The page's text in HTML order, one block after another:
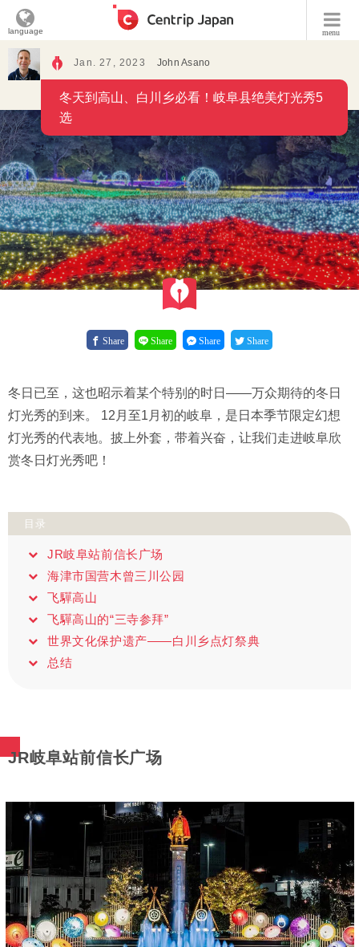
menu
language
Jan. 27, 2023 John Asano
冬天到高山、白川乡必看！岐阜县绝美灯光秀5
选
Share Share Share Share
冬日已至，这也昭示着某个特别的时日——万众期待的冬日
灯光秀的到来。 12月至1月初的岐阜，是日本季节限定幻想
灯光秀的代表地。披上外套，带着兴奋，让我们走进岐阜欣
赏冬日灯光秀吧！
目录
JR岐阜站前信长广场
海津市国营木曾三川公园
飞驒高山
飞驒高山的“三寺参拜”
世界文化保护遗产——白川乡点灯祭典
总结
JR岐阜站前信长广场